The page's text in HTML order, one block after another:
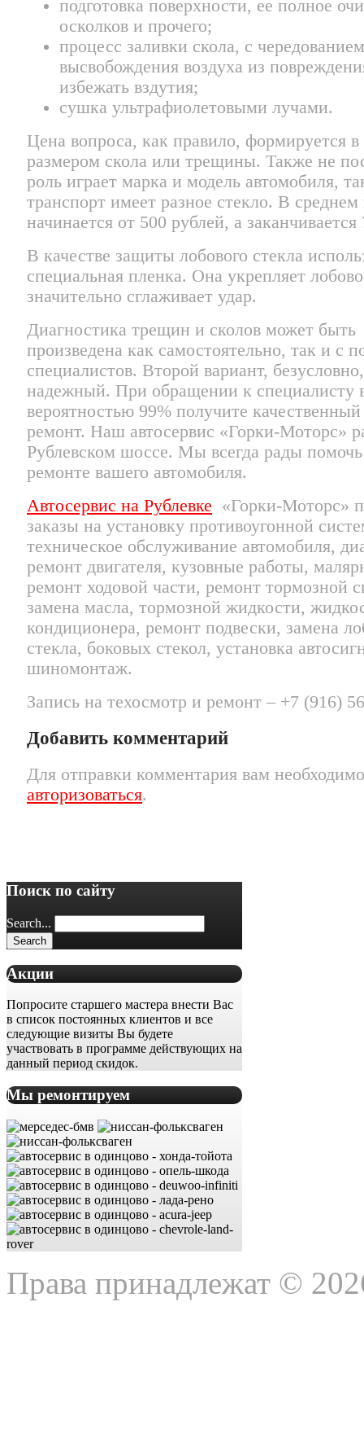
подготовка поверхности, ее полное
осколков и прочего;
процесс заливки скола, с чередованием
высвобождения воздуха из
избежать вздутия;
сушка ультрафиолетовыми лучами.
Цена вопроса, как правило, формируется в
размером скола или трещины. Также не
роль играет марка и модель автомобиля,
транспорт имеет разное стекло. В среднем
начинается от 500 рублей, а
В качестве защиты лобового стекла
специальная пленка. Она укрепляет
значительно сглаживает удар.
Диагностика трещин и сколов может быть
произведена как самостоятельно, так и с
специалистов. Второй вариант,
надежный. При обращении к специалисту
вероятностью 99% получите
ремонт. Наш автосервис «Горки-Моторс»
Рублевском шоссе. Мы всегда рады
ремонте вашего автомобиля.
Автосервис на Рублевке «Горки-Моторс»
заказы на установку противоугонной
техническое обслуживание автомобиля,
ремонт двигателя, кузовные работы,
ремонт ходовой части, ремонт тормозной
замена масла, тормозной жидкости,
кондиционера, ремонт подвески, замена
стекла, боковых стекол, установка
шиномонтаж.
Запись на техосмотр и ремонт – +7 (916)
Добавить комментарий
Для отправки комментария вам необходимо
авторизоваться.
Поиск по сайту
Search...
Акции
Попросите старшего мастера внести Вас
в список постоянных клиентов и все
следующие визиты Вы будете
участвовать в программе действующих на
данный период скидок.
Мы ремонтируем
Права принадлежат ©